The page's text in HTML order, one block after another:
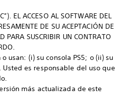
EL ACCESO AL SOFTWARE DEL
DE SU ACEPTACIÓN DE
PARA SUSCRIBIR UN CONTRATO
usan: (i) su consola PS5; o (ii) su
Usted es responsable del uso que
más actualizada de este